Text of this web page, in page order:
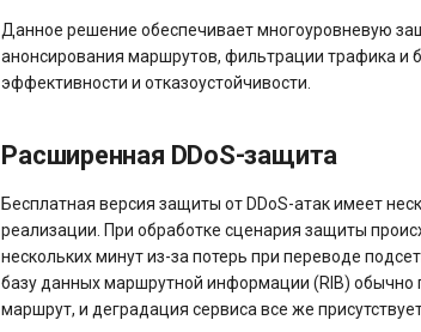
Данное решение обеспечивает многоуровневую
анонсирования маршрутов, фильтрации трафика и
эффективности и отказоустойчивости.
Расширенная DDoS-защита
Бесплатная версия защиты от DDoS-атак имеет
реализации. При обработке сценария защиты
нескольких минут из-за потерь при переводе
базу данных маршрутной информации (RIB) обычно
маршрут, и деградация сервиса все же